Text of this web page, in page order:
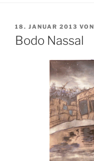
VERÖFFENTLICHT
AM
18. JANUAR 2013 VON
Bodo Nassal